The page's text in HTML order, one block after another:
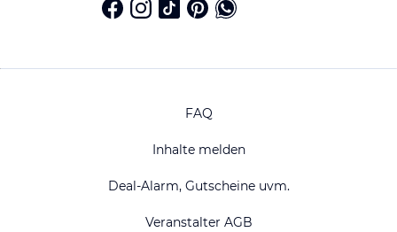
FAQ
Inhalte melden
Deal-Alarm, Gutscheine uvm.
Veranstalter AGB